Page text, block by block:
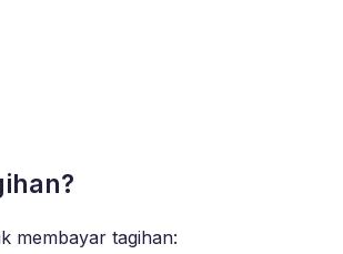
membayar tagihan: